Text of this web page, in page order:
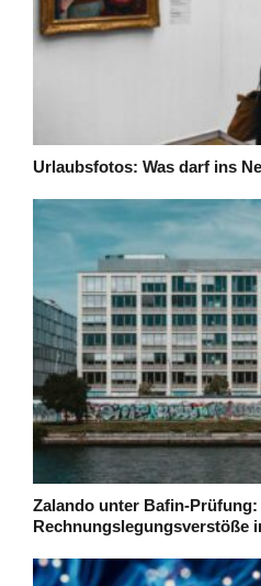
Urlaubsfotos: Was darf ins
Zalando unter Bafin-
Rechnungslegungsverstöße